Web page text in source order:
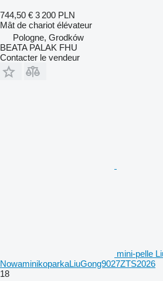
744,50 € 3 200 PLN
Mât de chariot élévateur
Pologne, Grodków
BEATA PALAK FHU
Contacter le vendeur
mini-pelle
NowaminikoparkaLiuGong9027ZTS2026
18